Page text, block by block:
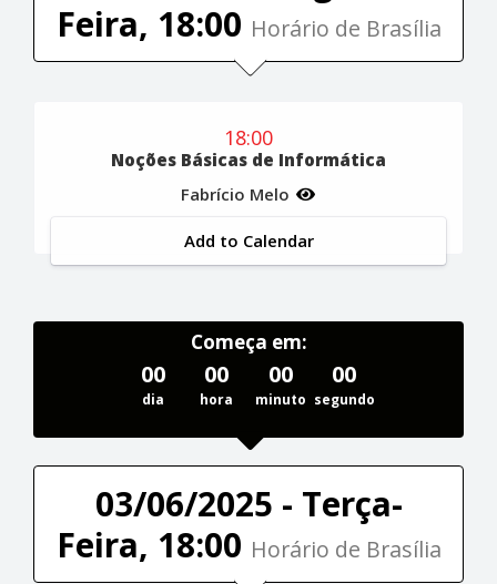
Feira, 18:00 Horário de Brasília
18:00
Noções Básicas de Informática
Fabrício Melo
Add to Calendar
Começa em:
00
dia
00
hora
00
minuto
00
segundo
03/06/2025 - Terça-
Feira, 18:00 Horário de Brasília